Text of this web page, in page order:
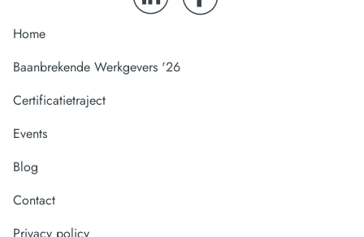
Home
Baanbrekende Werkgevers '26
Certificatietraject
Events
Blog
Contact